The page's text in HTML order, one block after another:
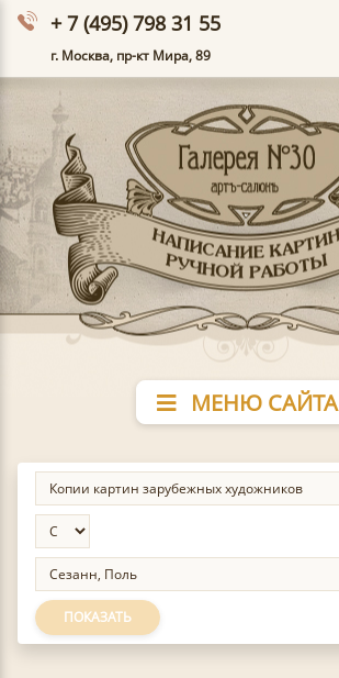
+ 7 (495) 798 31 55
г. Москва, пр-кт Мира, 89
МЕНЮ САЙТА
ПОКАЗАТЬ